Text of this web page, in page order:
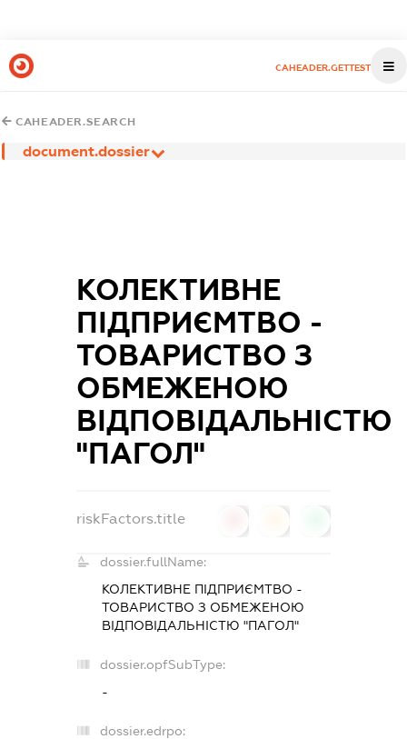
CAHEADER.GETTEST
CAHEADER.SEARCH
document.dossier
КОЛЕКТИВНЕ
ПІДПРИЄМТВО -
ТОВАРИСТВО З
ОБМЕЖЕНОЮ
ВІДПОВІДАЛЬНІСТЮ
"ПАГОЛ"
riskFactors.title
dossier.fullName:
КОЛЕКТИВНЕ ПІДПРИЄМТВО -
ТОВАРИСТВО З ОБМЕЖЕНОЮ
ВІДПОВІДАЛЬНІСТЮ "ПАГОЛ"
dossier.opfSubType:
-
dossier.edrpo: